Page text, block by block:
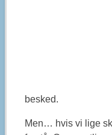
besked.
Men… hvis vi lige